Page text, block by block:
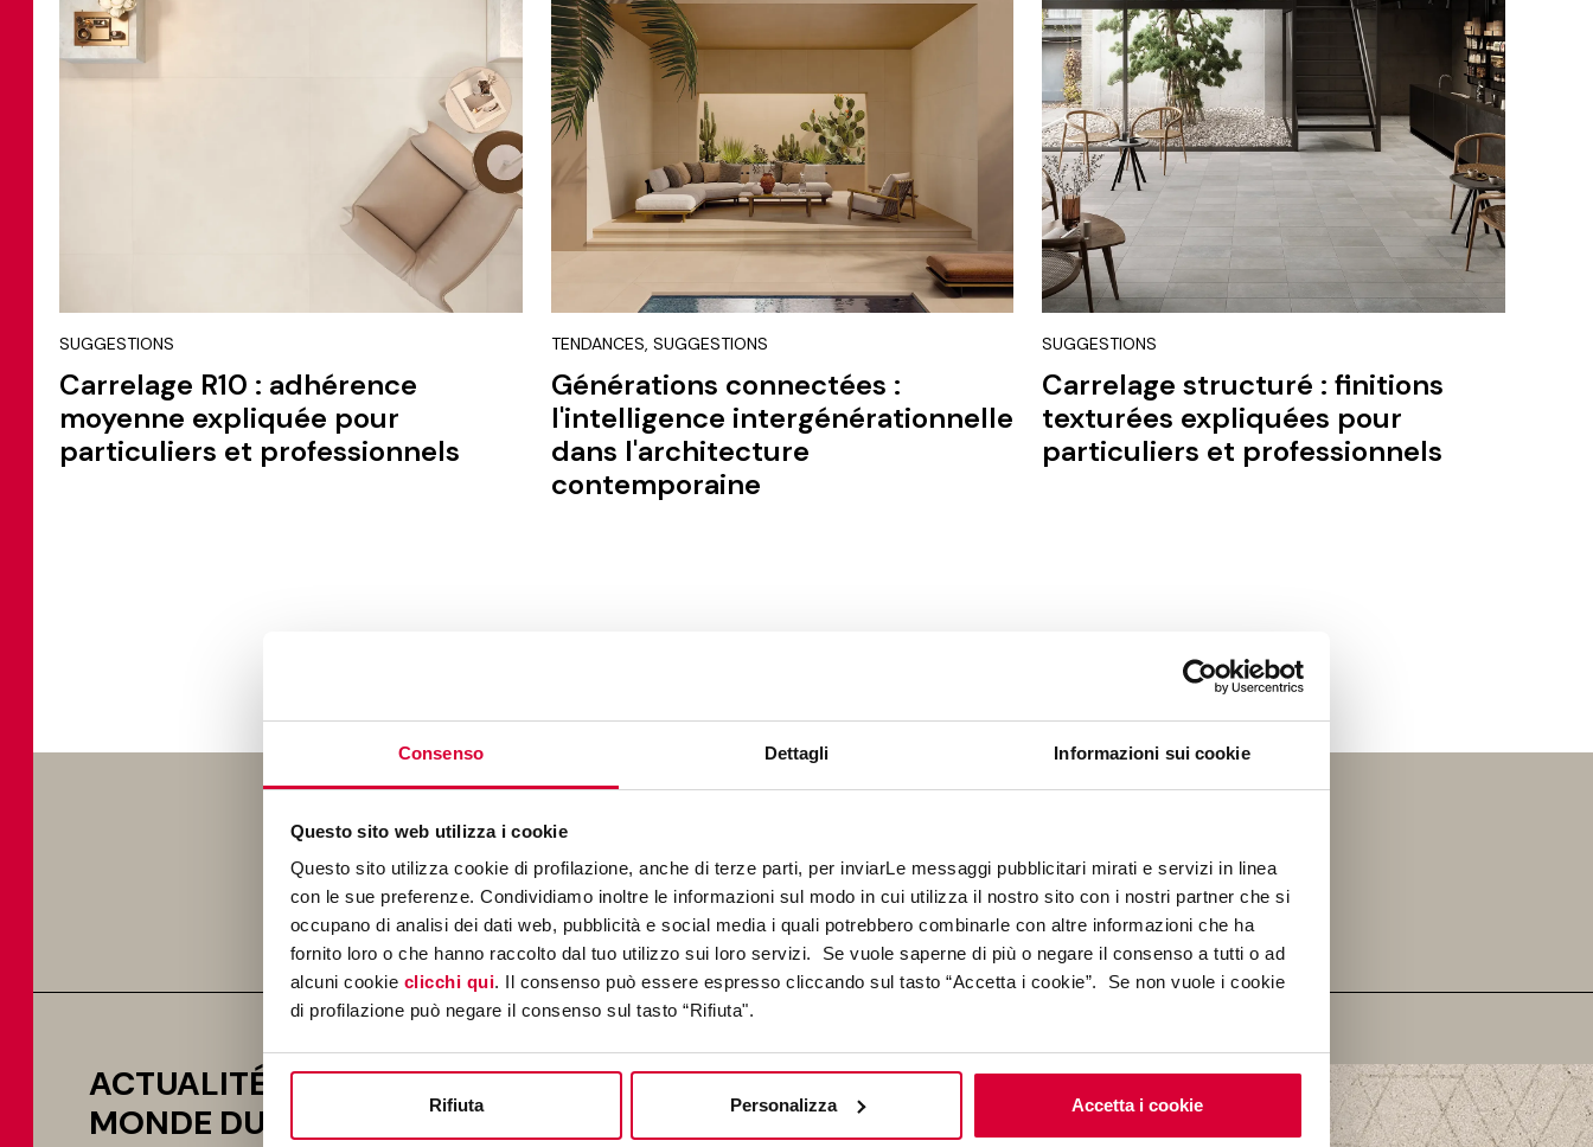
Consenso Dettagli Informazioni sui cookie
Questo sito web utilizza i cookie
Questo sito utilizza cookie di profilazione, anche di terze parti, per inviarLe messaggi pubblicitari mirati e servizi in linea
con le sue preferenze. Condividiamo inoltre le informazioni sul modo in cui utilizza il nostro sito con i nostri partner che si
occupano di analisi dei dati web, pubblicità e social media i quali potrebbero combinarle con altre informazioni che ha
fornito loro o che hanno raccolto dal tuo utilizzo sui loro servizi. Se vuole saperne di più o negare il consenso a tutti o ad
alcuni cookie clicchi qui. Il consenso può essere espresso cliccando sul tasto “Accetta i cookie”. Se non vuole i cookie
di profilazione può negare il consenso sul tasto “Rifiuta".
Rifiuta Personalizza Accetta i cookie
SUGGESTIONS
Carrelage R10 : adhérence
moyenne expliquée pour
particuliers et professionnels
TENDANCES, SUGGESTIONS
Générations connectées :
l'intelligence intergénérationnelle
dans l'architecture
contemporaine
SUGGESTIONS
Carrelage structuré : finitions
texturées expliquées pour
particuliers et professionnels
EXPLOREZ LES ARTICLES DE NOTRE MAGAZINE
approfondissements sur les sols et revêtements. Restez à jour sur les innovations et laissez-vous
inspirer par notre magazine carrelage.
ACTUALITÉS ET TENDANCES DU
MONDE DU GRÈS CÉRAME